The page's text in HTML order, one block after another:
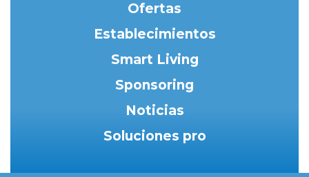
Ofertas
Establecimientos
Smart Living
Sponsoring
Noticias
Soluciones pro